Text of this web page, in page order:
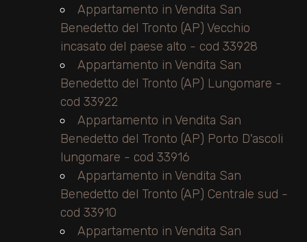
Appartamento in Vendita San
Benedetto del Tronto (AP) Vecchio
incasato del paese alto - cod 33928
Appartamento in Vendita San
Benedetto del Tronto (AP) Lungomare -
cod 33922
Appartamento in Vendita San
Benedetto del Tronto (AP) Porto D'ascoli
lungomare - cod 33916
Appartamento in Vendita San
Benedetto del Tronto (AP) Centrale sud -
cod 33910
Appartamento in Vendita San